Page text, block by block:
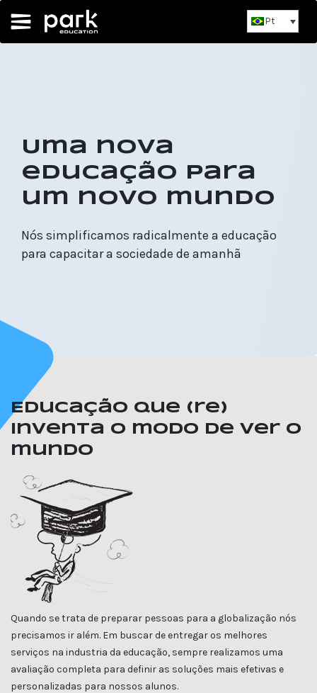
Pt
Uma nova
educação para
um novo mundo
Nós simplificamos radicalmente a educação
para capacitar a sociedade de amanhã
Educação que (re)
inventa o modo de ver o
mundo
Quando se trata de preparar pessoas para a globalização nós
precisamos ir além. Em buscar de entregar os melhores
serviços na industria da educação, sempre realizamos uma
avaliação completa para definir as soluções mais efetivas e
personalizadas para nossos alunos.